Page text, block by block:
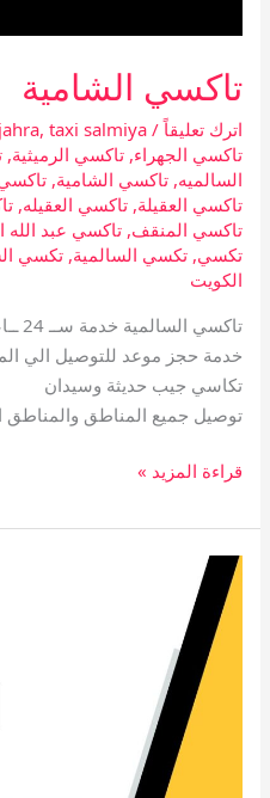
تاكسي الشامية
اترك تعليقاً /
, taxi salmiya
تاكسي الجهراء,تاكسي الرميثية,
السالميه,تاكسي الشامية,
تاكسي العقيلة,تاكسي العقيله,
تاكسي المنقف,تاكسي عبد الله
تكسي,تكسي السالمية,تكسي
الكويت
تاكسي السالمية خدمة ســ 24 ــاعة
خدمة حجز موعد للتوصيل الي
تكاسي جيب حديثة وسيدان
توصيل جميع المناطق والمناطق
قراءة المزيد »
تاكسي
الرميثية